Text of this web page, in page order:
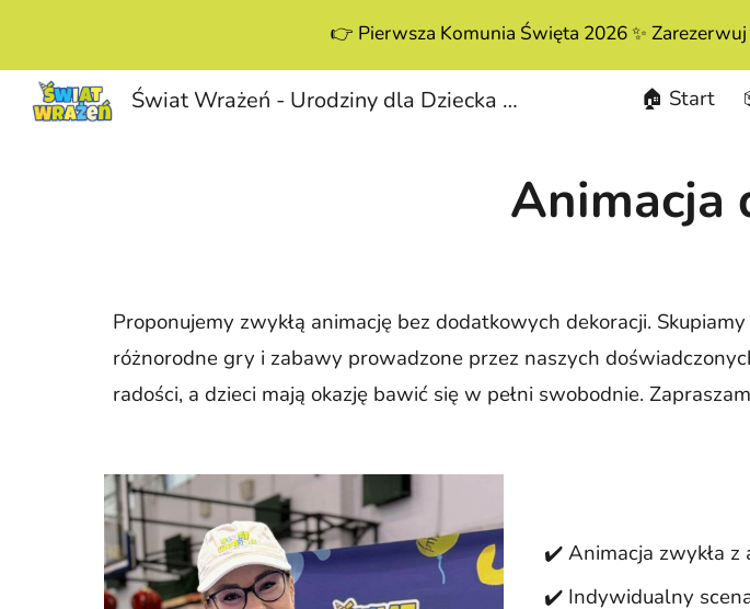
Skip to main content
👉 Pierwsza Komunia Święta 2026 ✨
Świat Wrażeń - Urodziny dla Dziecka Warszawa, Animator dla Dzieci, Organizacja Imprez dla Dzieci, Animator dla dzieci Warszawa 🏠 Start
Animacja
Proponujemy zwykłą animację bez dodatkowych dekoracji.
różnorodne gry i zabawy prowadzone przez naszych
radości, a dzieci mają okazję bawić się w pełni swobodnie.
✔️ Animacja zwykła
✔️ Indywidualny